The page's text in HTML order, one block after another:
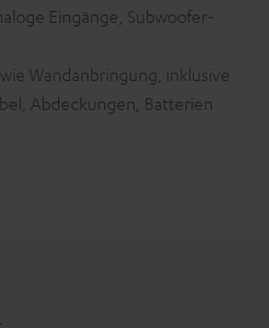
Eingänge, Subwoofer-
Wandanbringung, inklusive
Abdeckungen, Batterien